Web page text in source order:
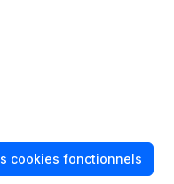
de Digital Squad?
cookies fonctionnels